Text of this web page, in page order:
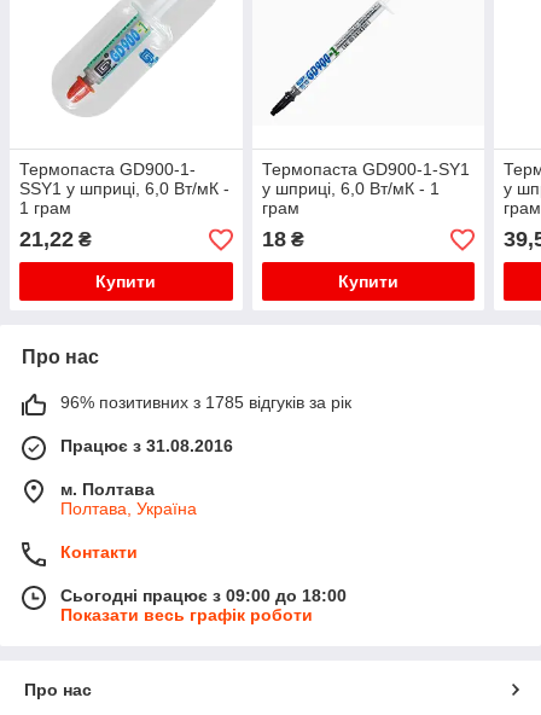
Термопаста GD900-1-
SSY1 у шприці, 6,0 Вт/мК -
1 грам
21,22 ₴
Купити
Термопаста GD900-1-SY1
у шприці, 6,0 Вт/мК - 1
грам
18₴
Купити
у
Про нас
96% позитивних з 1785 відгуків за рік
Працює з 31.08.2016
м. Полтава
Полтава, Україна
Контакти
Сьогодні працює з 09:00 до 18:00
Показати весь графік роботи
Про нас